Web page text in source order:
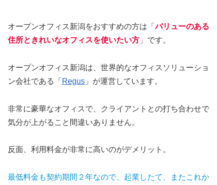
オープンオフィス新潟をおすすめの方は「バリューのある
住所と きれいなオフィスを使いたい方 」です。
オープンオフィス新潟は、世界的なオフィスソリューショ
ン会社である「 Regus 」が運営しています。
非常に豪華なオフィスで、クライアントとの打ち合わせで
気分が上がること間違いありません。
反面、利用料金が非常に高いのがデメリット。
最低料金も契約期間２年なので、起業したて、またこれか